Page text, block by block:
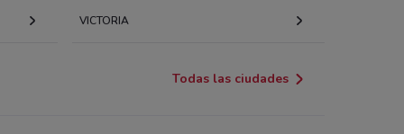
VICTORIA
Todas las ciudades